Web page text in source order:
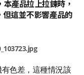
產品拉上拉鍊時，
這並不影響產品的
色差，這種情況該